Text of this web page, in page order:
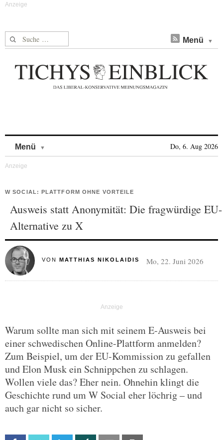
Suche nach: Menü
Menü Do, 6. Aug 2026
W SOCIAL: PLATTFORM OHNE VORTEILE
Ausweis statt Anonymität: Die fragwürdige EU-
Alternative zu X
VON MATTHIAS NIKOLAIDIS Mo, 22. Juni 2026
Warum sollte man sich mit seinem E-Ausweis bei
einer schwedischen Online-Plattform anmelden?
Zum Beispiel, um der EU-Kommission zu gefallen
und Elon Musk ein Schnippchen zu schlagen.
Wollen viele das? Eher nein. Ohnehin klingt die
Geschichte rund um W Social eher löchrig – und
auch gar nicht so sicher.